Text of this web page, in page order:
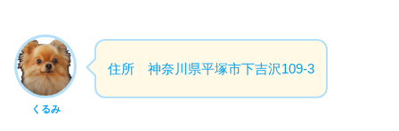
くるみ
住所 神奈川県平塚市下吉沢109-3